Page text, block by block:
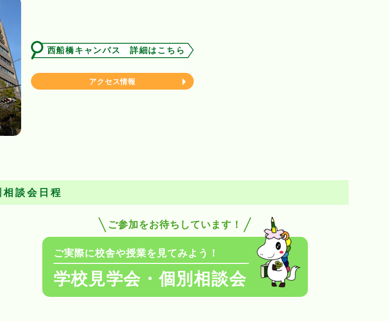
西船橋キャンパス 詳細はこちら
アクセス情報
談会日程
ご参加をお待ちしています！
ご実際に校舎や授業を見てみよう！
学校見学会・個別相談会